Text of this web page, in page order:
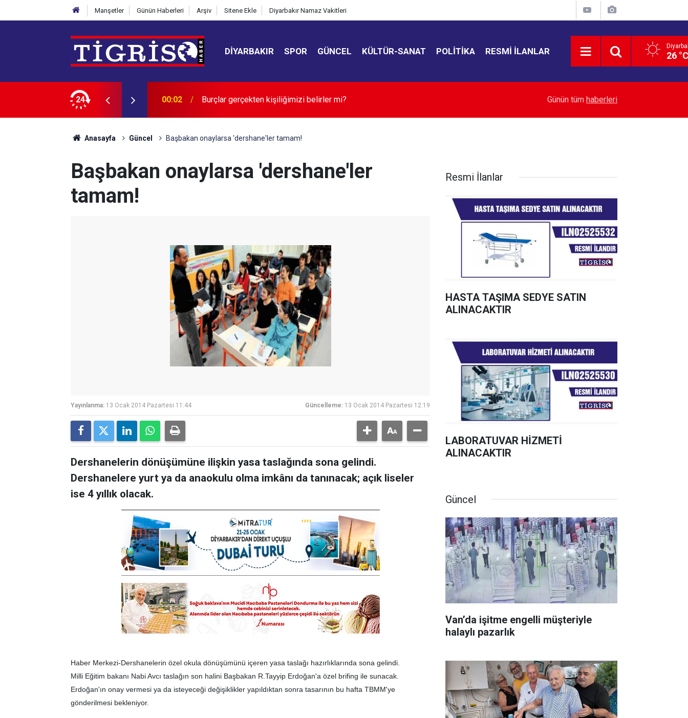
Manşetler Günün Haberleri Arşiv Sitene Ekle Diyarbakır Namaz Vakitleri
DIYARBAKIR SPOR GÜNCEL KÜLTÜR-SANAT POLITIKA RESMI İLANLAR 26
24 00:02 HASTA TAŞIMA SEDYE SATIN ALINACAKTIR Bir Oyuncu, Bir Tiyatro Emekçisi, Bir Diyarbakır
Günün tüm haberleri
Anasayfa Güncel Başbakan onaylarsa 'dershane'ler tamam!
Başbakan onaylarsa 'dershane'ler
tamam!
Yayınlanma: 13 Ocak 2014 Pazartesi 11:44 Güncelleme: 13 Ocak 2014 Pazartesi 12:19
Dershanelerin dönüşümüne ilişkin yasa taslağında sona gelindi.
Dershanelere yurt ya da anaokulu olma imkânı da tanınacak; açık liseler
ise 4 yıllık olacak.
Haber Merkezi-Dershanelerin özel okula dönüşümünü içeren yasa taslağı hazırlıklarında sona gelindi.
Milli Eğitim bakanı Nabi Avcı taslağın son halini Başbakan R.Tayyip Erdoğan'a özel brifing ile sunacak.
Erdoğan'ın onay vermesi ya da isteyeceği değişiklikler yapıldıktan sonra tasarının bu hafta TBMM'ye
gönderilmesi bekleniyor.
Resmi İlanlar
HASTA TAŞIMA SEDYE SATIN
ALINACAKTIR
LABORATUVAR HİZMETİ
ALINACAKTIR
Güncel
Van’da işitme engelli müşteriyle
halaylı pazarlık